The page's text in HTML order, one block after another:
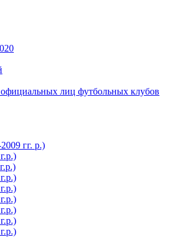
лиц футбольных клубов
гг. р.)